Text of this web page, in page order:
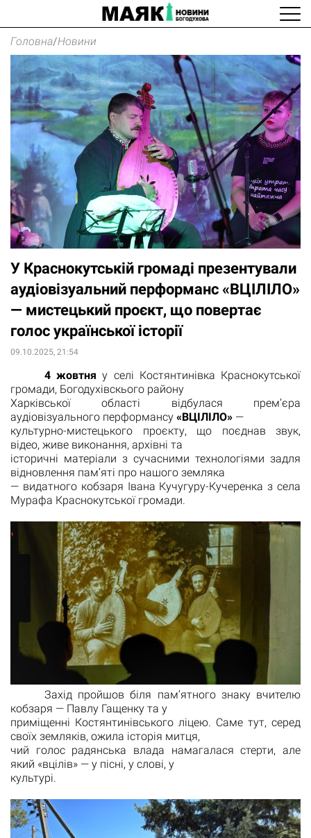
Головна/Новини
У Краснокутській громаді презентували
аудіовізуальний перформанс «ВЦІЛІЛО»
— мистецький проєкт, що повертає
голос української історії
09.10.2025, 21:54
4 жовтня у селі Костянтинівка Краснокутської
громади, Богодухівскього району
Харківської області відбулася прем’єра
аудіовізуального перформансу «ВЦІЛІЛО» —
культурно-мистецького проєкту, що поєднав звук,
відео, живе виконання, архівні та
історичні матеріали з сучасними технологіями задля
відновлення пам’яті про нашого земляка
— видатного кобзаря Івана Кучугурy-Кучеренка з села
Мурафа Краснокутської громади.
Захід пройшов біля пам’ятного знаку вчителю
кобзаря — Павлу Гащенку та у
приміщенні Костянтинівського ліцею. Саме тут, серед
своїх земляків, ожила історія митця,
чий голос радянська влада намагалася стерти, але
який «вцілів» — у пісні, у слові, у
культурі.